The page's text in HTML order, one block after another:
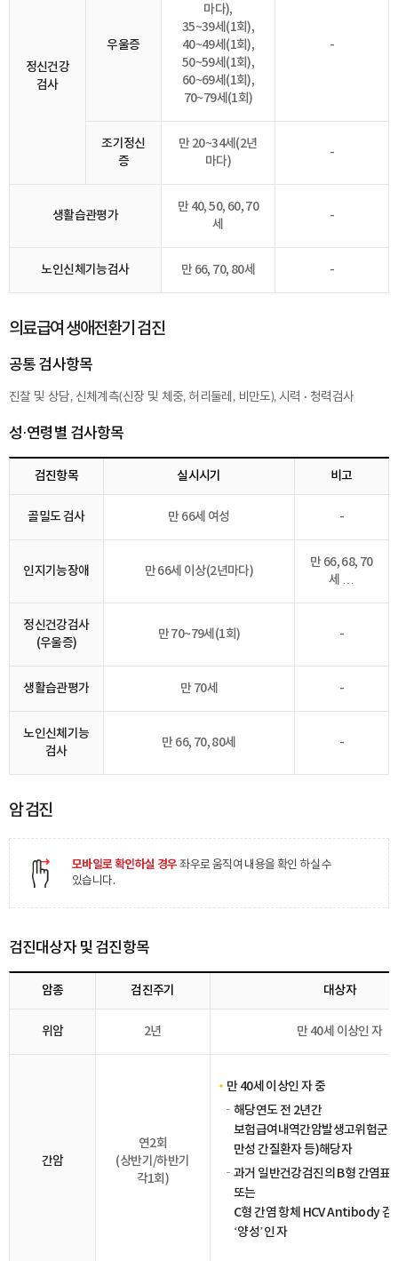
정신건강
검사
우울증
마다),
35~39세(1회),
40~49세(1회),
50~59세(1회),
60~69세(1회),
70~79세(1회)
-
조기정신
증
만 20~34세(2년
마다)
-
생활습관평가
만 40, 50, 60, 70
세
-
노인신체기능검사 만 66, 70, 80세 -
의료급여 생애전환기 검진
공통 검사항목
진찰 및 상담, 신체계측(신장 및 체중, 허리둘레, 비만도), 시력 · 청력검사
성·연령별 검사항목
검진항목 실시시기 비고
골밀도 검사 만 66세 여성 -
인지기능장애 만 66세 이상(2년마다)
만 66, 68, 70
세 …
정신건강검사
(우울증)
만 70~79세(1회) -
생활습관평가 만 70세 -
노인신체기능
검사
만 66, 70, 80세 -
암 검진
모바일로 확인하실 경우 좌우로 움직여 내용을 확인 하실 수
있습니다.
검진대상자 및 검진항목
암종 검진주기 대상자
위암 2년 만 40세 이상인 자
간암
연2회
(상반기/하반기
각1회)
만 40세 이상인 자 중
해당연도 전 2년간
보험급여내역간암발생고위험군(
만성 간질환자 등)해당자
과거 일반건강검진의 B형 간염표
또는
C형 간염 항체 HCV Antibody 검
‘양성’인 자